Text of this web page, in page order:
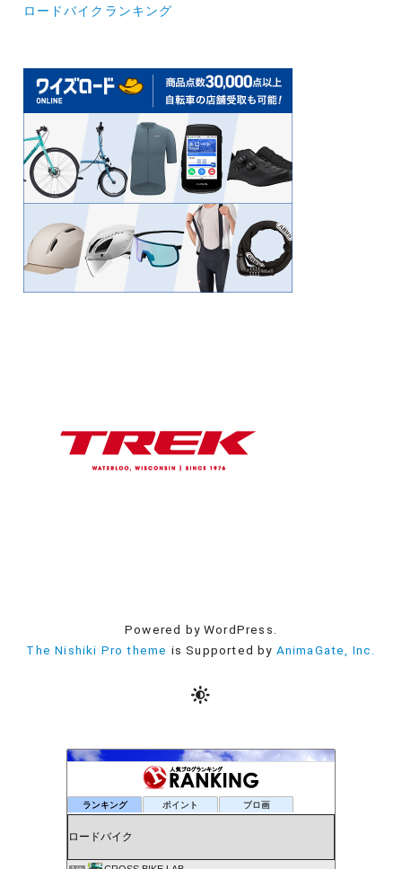
ロードバイクランキング
Powered by WordPress.
The Nishiki Pro theme is Supported by AnimaGate, Inc.
ランキング ポイント ブロ画